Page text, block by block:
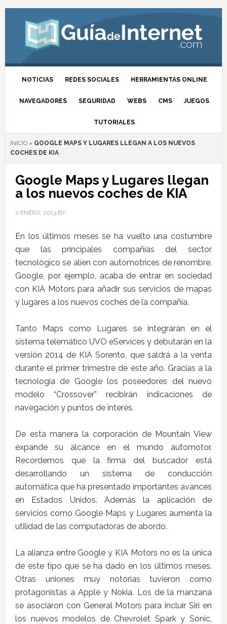
NOTICIAS REDES SOCIALES HERRAMIENTAS ONLINE
NAVEGADORES SEGURIDAD WEBS CMS JUEGOS
TUTORIALES
INICIO» GOOGLE MAPS Y LUGARES LLEGAN A LOS NUEVOS
COCHES DE KIA
Google Maps y Lugares llegan
a los nuevos coches de KIA
2 ENERO, 2013BY
En los últimos meses se ha vuelto una costumbre
que las principales compañías del sector
tecnológico se alíen con automotrices de renombre.
Google, por ejemplo, acaba de entrar en sociedad
con KIA Motors para añadir sus servicios de mapas
y lugares a los nuevos coches de la compañía.
Tanto Maps como Lugares se integrarán en el
sistema telemático UVO eServices y debutarán en la
versión 2014 de KIA Sorento, que saldrá a la venta
durante el primer trimestre de este año. Gracias a la
tecnología de Google los poseedores del nuevo
modelo “Crossover” recibirán indicaciones de
navegación y puntos de interés.
De esta manera la corporación de Mountain View
expande su alcance en el mundo automotor.
Recordemos que la firma del buscador está
desarrollando un sistema de conducción
automática que ha presentado importantes avances
en Estados Unidos. Además la aplicación de
servicios como Google Maps y Lugares aumenta la
utilidad de las computadoras de abordo.
La alianza entre Google y KIA Motors no es la única
de este tipo que se ha dado en los últimos meses.
Otras uniones muy notorias tuvieron como
protagonistas a Apple y Nokia. Los de la manzana
se asociaron con General Motors para incluir Siri en
los nuevos modelos de Chevrolet Spark y Sonic,